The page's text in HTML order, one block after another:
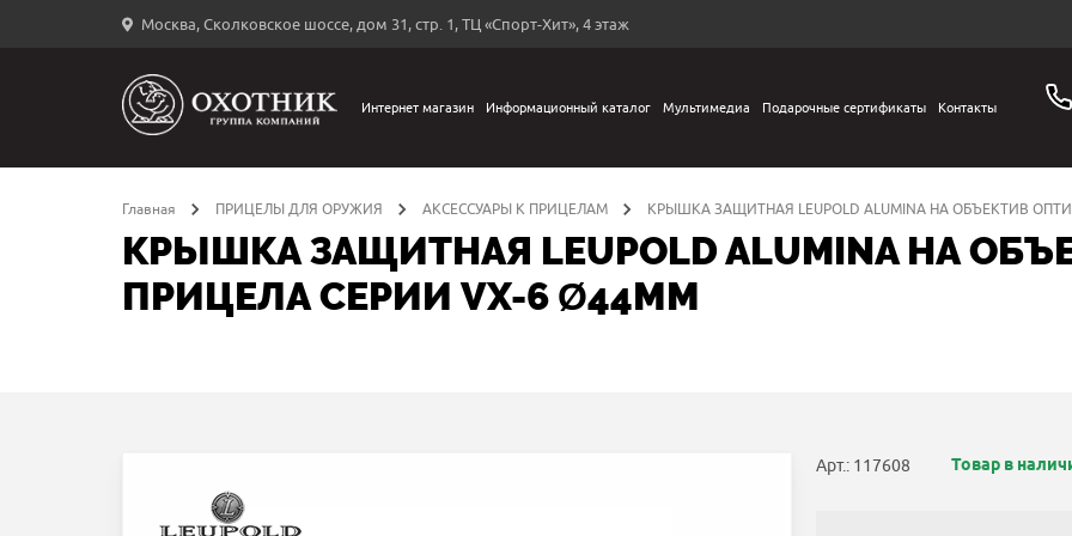
Москва, Сколковское шоссе, дом 31, стр. 1, ТЦ «Спорт-Хит», 4 этаж
←
Интернет магазин Информационный каталог Мультимедиа Подарочные сертификаты Контакты
Главная ПРИЦЕЛЫ ДЛЯ ОРУЖИЯ АКСЕССУАРЫ К ПРИЦЕЛАМ КРЫШКА ЗАЩИТНАЯ LEUPOLD ALUMINA НА ОБЪЕКТИВ
КРЫШКА ЗАЩИТНАЯ LEUPOLD ALUMINA НА
ПРИЦЕЛА СЕРИИ VX-6 Ø44ММ
Арт.: 117608 Товар в